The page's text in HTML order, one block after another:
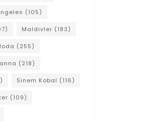
(105)
Maldivler (183)
(255)
(218)
Sinem Kobal (116)
(109)